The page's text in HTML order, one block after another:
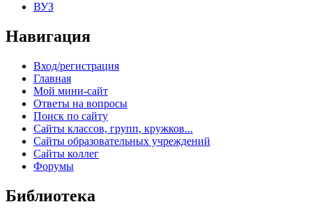
ВУЗ
Навигация
Вход/регистрация
Главная
Мой мини-сайт
Ответы на вопросы
Поиск по сайту
Сайты классов, групп, кружков...
Сайты образовательных учреждений
Сайты коллег
Форумы
Библиотека